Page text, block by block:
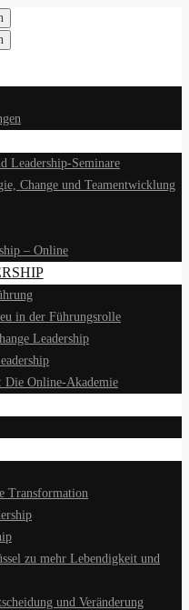
Leadership-Seminare
Change und Teamentwicklung
– Online
in der Führungsrolle
Leadership
Die Online-Akademie
Transformation
zu mehr Lebendigkeit und
und Veränderung